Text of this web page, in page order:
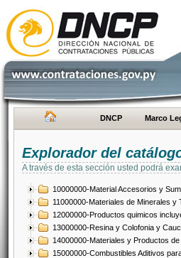
DNCP Marco
Explorador del
A través de esta sección usted podrá
10000000-Material Accesorios y
11000000-Materiales de Minerales y
12000000-Productos quimicos
13000000-Resina y Colofonia y
14000000-Materiales y Productos de
15000000-Combustibles Aditivos